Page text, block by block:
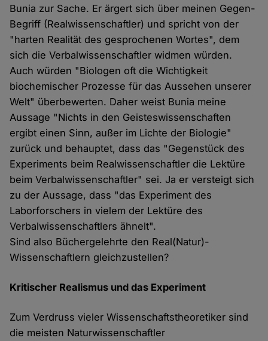
Bunia zur Sache. Er ärgert sich über meinen Gegen-
Begriff (Realwissenschaftler) und spricht von der
"harten Realität des gesprochenen Wortes", dem
sich die Verbalwissenschaftler widmen würden.
Auch würden "Biologen oft die Wichtigkeit
biochemischer Prozesse für das Aussehen unserer
Welt" überbewerten. Daher weist Bunia meine
Aussage "Nichts in den Geisteswissenschaften
ergibt einen Sinn, außer im Lichte der Biologie"
zurück und behauptet, dass das "Gegenstück des
Experiments beim Realwissenschaftler die Lektüre
beim Verbalwissenschaftler" sei. Ja er versteigt sich
zu der Aussage, dass "das Experiment des
Laborforschers in vielem der Lektüre des
Verbalwissenschaftlers ähnelt".
Sind also Büchergelehrte den Real(Natur)-
Wissenschaftlern gleichzustellen?
Kritischer Realismus und das Experiment
Zum Verdruss vieler Wissenschaftstheoretiker sind
die meisten Naturwissenschaftler